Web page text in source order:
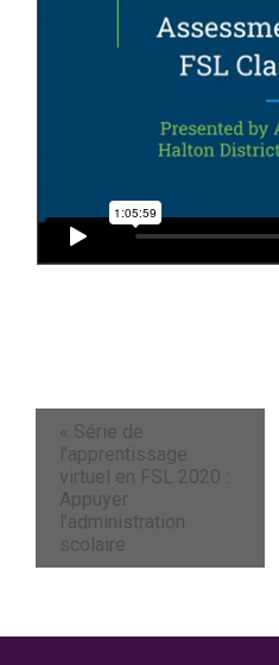
« Série de
l’apprentissage
virtuel en FSL 2020 :
Appuyer
l’administration
scolaire